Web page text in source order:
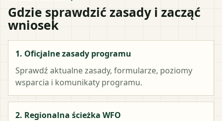
Gdzie sprawdzić zasady i zacząć
wniosek
1. Oficjalne zasady programu
Sprawdź aktualne zasady, formularze, poziomy
wsparcia i komunikaty programu.
2. Regionalna ścieżka WFO